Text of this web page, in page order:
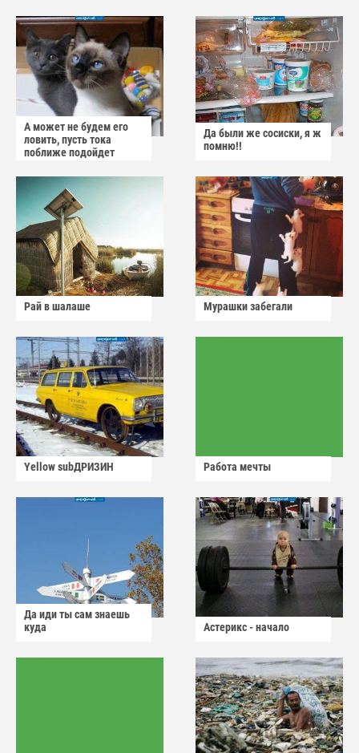
А может не будем его
ловить, пусть тока
поближе подойдет
Да были же сосиски, я ж
помню!!
Рай в шалаше Мурашки забегали
Yellow subДРИЗИН Работа мечты
Да иди ты сам знаешь
куда
Астерикс - начало